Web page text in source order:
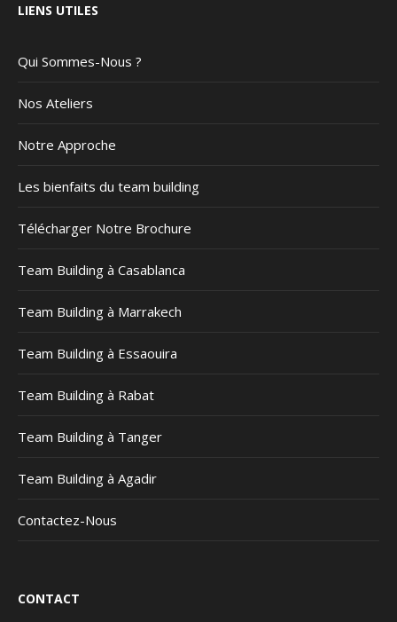
LIENS UTILES
Qui Sommes-Nous ?
Nos Ateliers
Notre Approche
Les bienfaits du team building
Télécharger Notre Brochure
Team Building à Casablanca
Team Building à Marrakech
Team Building à Essaouira
Team Building à Rabat
Team Building à Tanger
Team Building à Agadir
Contactez-Nous
CONTACT